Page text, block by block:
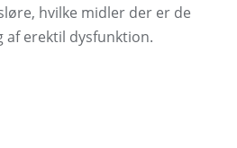
hvilke midler der er de
af erektil dysfunktion.